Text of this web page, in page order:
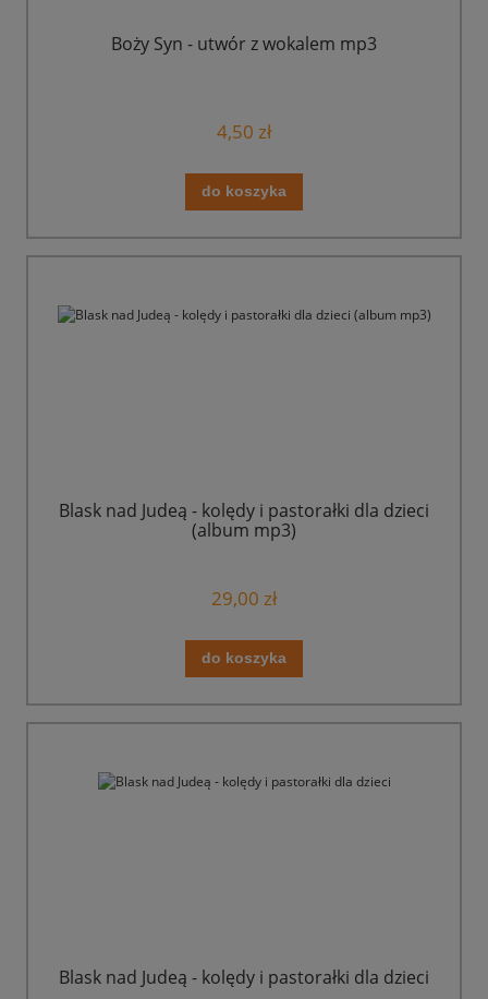
Boży Syn - utwór z wokalem mp3
4,50 zł
do koszyka
Blask nad Judeą - kolędy i pastorałki dla dzieci
(album mp3)
29,00 zł
do koszyka
Blask nad Judeą - kolędy i pastorałki dla dzieci